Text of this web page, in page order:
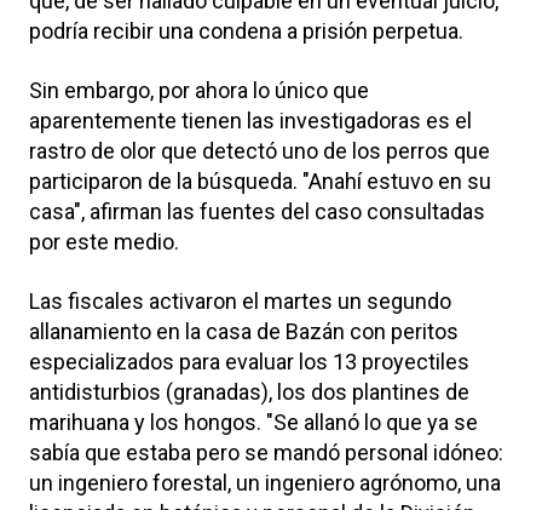
podría recibir una condena a prisión perpetua.
Sin embargo, por ahora lo único que
aparentemente tienen las investigadoras es el
rastro de olor que detectó uno de los perros que
participaron de la búsqueda. "Anahí estuvo en su
casa", afirman las fuentes del caso consultadas
por este medio.
Las fiscales activaron el martes un segundo
allanamiento en la casa de Bazán con peritos
especializados para evaluar los 13 proyectiles
antidisturbios (granadas), los dos plantines de
marihuana y los hongos. "Se allanó lo que ya se
sabía que estaba pero se mandó personal idóneo:
un ingeniero forestal, un ingeniero agrónomo, una